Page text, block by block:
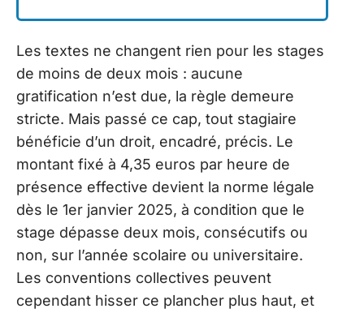
Les textes ne changent rien pour les stages
de moins de deux mois : aucune
gratification n’est due, la règle demeure
stricte. Mais passé ce cap, tout stagiaire
bénéficie d’un droit, encadré, précis. Le
montant fixé à 4,35 euros par heure de
présence effective devient la norme légale
dès le 1er janvier 2025, à condition que le
stage dépasse deux mois, consécutifs ou
non, sur l’année scolaire ou universitaire.
Les conventions collectives peuvent
cependant hisser ce plancher plus haut, et